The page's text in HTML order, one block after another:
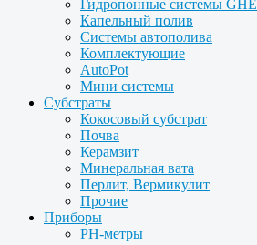
Гидропонные системы GHE
Капельный полив
Системы автополива
Комплектующие
AutoPot
Мини системы
Субстраты
Кокосовый субстрат
Почва
Керамзит
Минеральная вата
Перлит, Вермикулит
Прочие
Приборы
PH-метры